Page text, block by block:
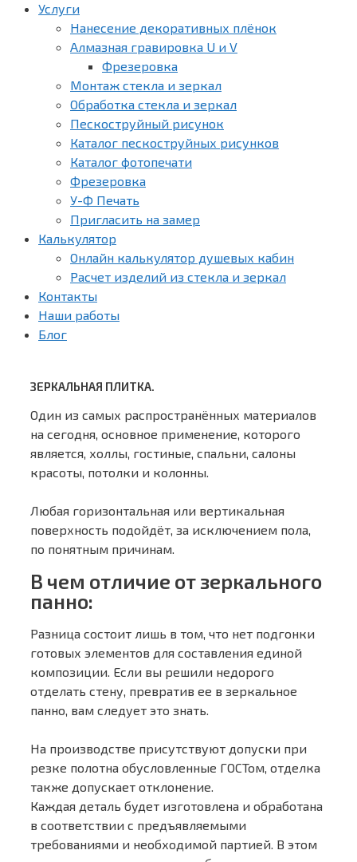
Услуги
Нанесение декоративных плёнок
Алмазная гравировка U и V
Фрезеровка
Монтаж стекла и зеркал
Обработка стекла и зеркал
Пескоструйный рисунок
Каталог пескоструйных рисунков
Каталог фотопечати
Фрезеровка
У-Ф Печать
Пригласить на замер
Калькулятор
Онлайн калькулятор душевых кабин
Расчет изделий из стекла и зеркал
Контакты
Наши работы
Блог
ЗЕРКАЛЬНАЯ ПЛИТКА.
Один из самых распространённых материалов
на сегодня, основное применение, которого
является, холлы, гостиные, спальни, салоны
красоты, потолки и колонны.
Любая горизонтальная или вертикальная
поверхность подойдёт, за исключением пола,
по понятным причинам.
В чем отличие от зеркального
панно:
Разница состоит лишь в том, что нет подгонки
готовых элементов для составления единой
композиции. Если вы решили недорого
отделать стену, превратив ее в зеркальное
панно, вам следует это знать.
На производстве присутствуют допуски при
резке полотна обусловленные ГОСТом, отделка
также допускает отклонение.
Каждая деталь будет изготовлена и обработана
в соответствии с предъявляемыми
требованиями и необходимой партией. В этом